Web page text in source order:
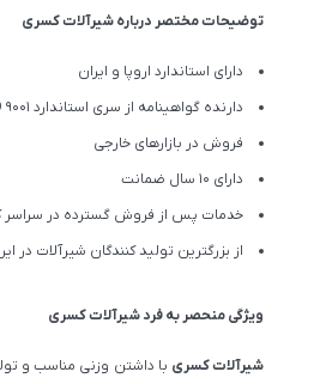
توضیحات مختصر درباره شیرآلات کسری
دارای استاندارد اروپا و ایران
دارنده گواهینامه از سری استاندارد ISO 9001
فروش در بازارهای خارجی
دارای 10 سال ضمانت
خدمات پس از فروش گسترده در سراسر
از بزرگترین تولید کنندگان شیرآلات در
ویژگی منحصر به فرد شیرآلات کسری
شیرآلات کسری با داشتن وزنی مناسب و